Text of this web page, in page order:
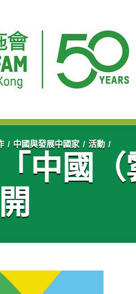
中國與發展中國家 活動
中國